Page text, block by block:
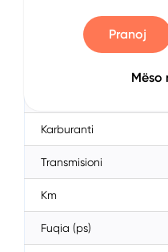
Karburanti
Transmisioni
Km
Fuqia (ps)
Pranoj
Mëso